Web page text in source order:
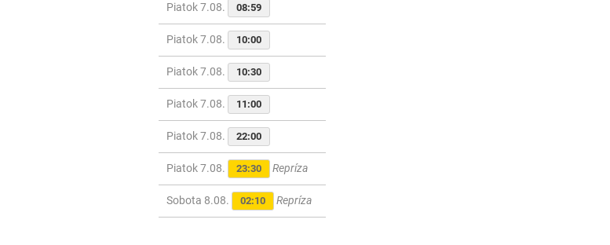
Piatok 7.08. 08:59
Piatok 7.08. 10:00
Piatok 7.08. 10:30
Piatok 7.08. 11:00
Piatok 7.08. 22:00
Piatok 7.08. 23:30 Repríza
Sobota 8.08. 02:10 Repríza